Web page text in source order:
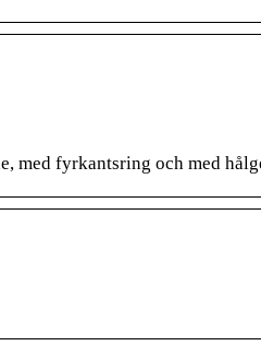
med fyrkantsring och med